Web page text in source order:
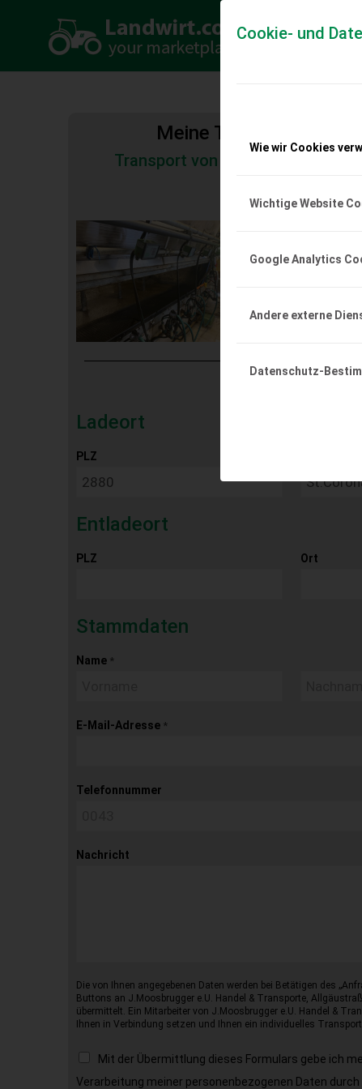
Cookie- und
Wie wir Cookies
Wichtige Website
Google Analytics
Andere externe
Datenschutz-
Meine
Transport von Land- und
Ladeort
PLZ
Entladeort
PLZ Ort
Stammdaten
Name *
E-Mail-Adresse *
Telefonnummer
Nachricht
Die von Ihnen angegebenen Daten werden bei Betätigen des
Buttons an J.Moosbrugger e.U. Handel & Transporte,
übermittelt. Ein Mitarbeiter von J.Moosbrugger e.U. Handel &
Ihnen in Verbindung setzen und Ihnen ein individuelles
Mit der Übermittlung dieses Formulars gebe ich
Verarbeitung meiner personenbezogenen Daten durch